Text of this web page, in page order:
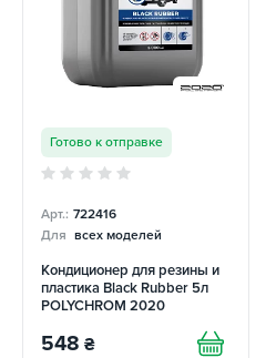
Готово к отправке
Арт.: 722416
Для всех моделей
Кондиционер для резины и
пластика Black Rubber 5л
POLYCHROM 2020
548 ₴